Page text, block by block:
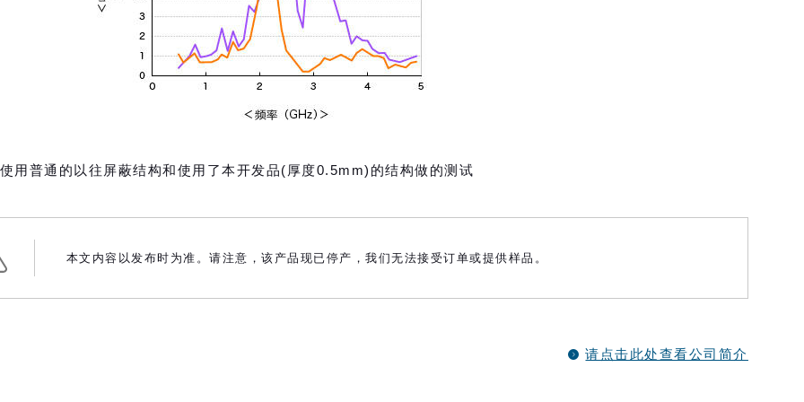
用普通的以往屏蔽结构和使用了本开发品(厚度0.5mm)的结构做的测试
本文内容以发布时为准。请注意，该产品现已停产，我们无法接受订单或提供样品。
请点击此处查看公司简介